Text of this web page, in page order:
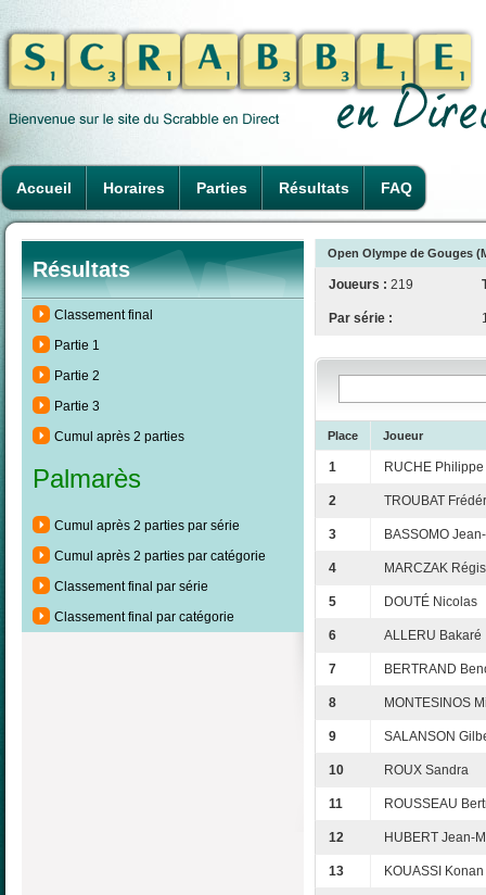
Accueil Horaires Parties Résultats FAQ
Résultats
Classement final
Partie 1
Partie 2
Partie 3
Cumul après 2 parties
Palmarès
Cumul après 2 parties par série
Cumul après 2 parties par catégorie
Classement final par série
Classement final par catégorie
Open Olympe de Gouges
Joueurs : 219
Par série :
Place Joueur
1 RUCHE Philippe
2 TROUBAT
3 BASSOMO
4 MARCZAK Régis
5 DOUTÉ Nicolas
6 ALLERU Bakaré
7 BERTRAND
8 MONTESINOS
9 SALANSON
10 ROUX Sandra
11 ROUSSEAU
12 HUBERT Jean-
13 KOUASSI